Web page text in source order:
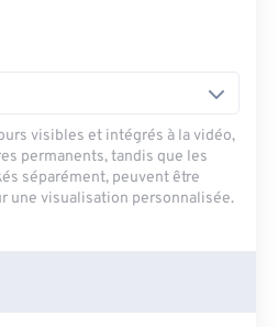
visibles et intégrés à la vidéo,
permanents, tandis que les
séparément, peuvent être
une visualisation personnalisée.